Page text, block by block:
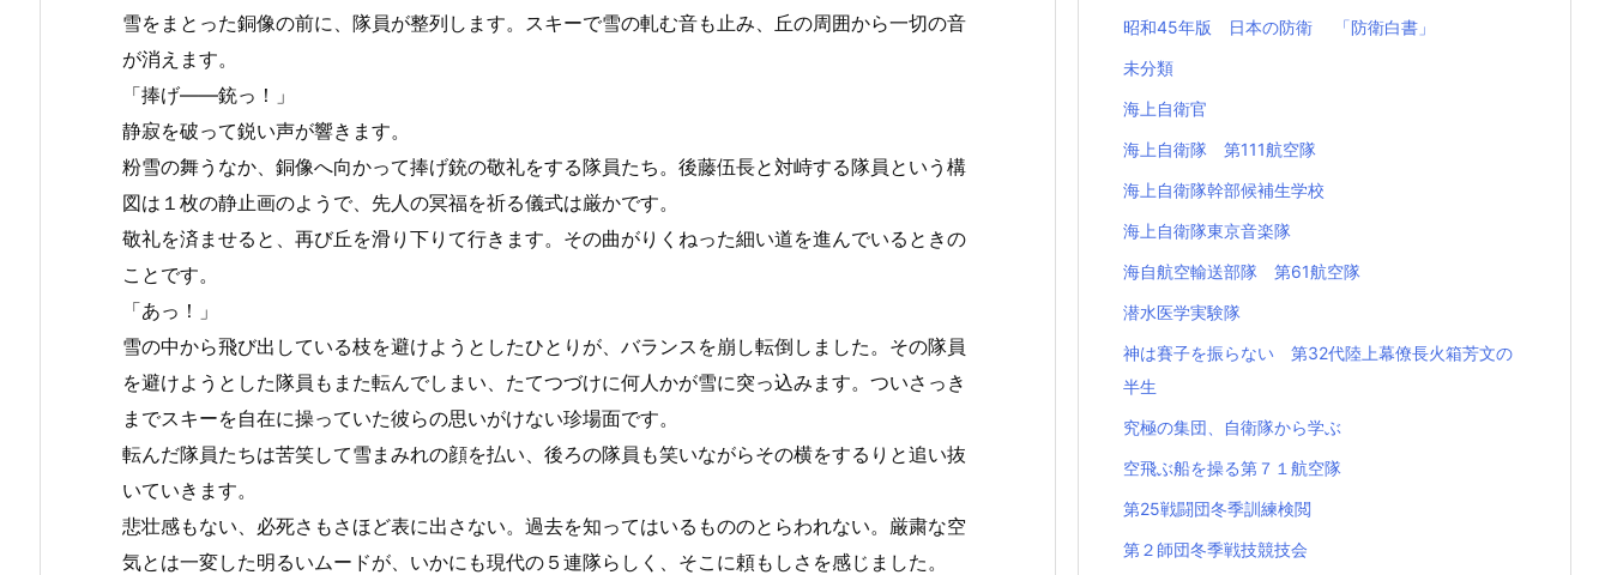
雪をまとった銅像の前に、隊員が整列します。スキーで雪の軋む音も止み、丘の周囲から一切の音
が消えます。
「捧げ――銃っ！」
静寂を破って鋭い声が響きます。
粉雪の舞うなか、銅像へ向かって捧げ銃の敬礼をする隊員たち。後藤伍長と対峙する隊員という構
図は１枚の静止画のようで、先人の冥福を祈る儀式は厳かです。
敬礼を済ませると、再び丘を滑り下りて行きます。その曲がりくねった細い道を進んでいるときの
ことです。
「あっ！」
雪の中から飛び出している枝を避けようとしたひとりが、バランスを崩し転倒しました。その隊員
を避けようとした隊員もまた転んでしまい、たてつづけに何人かが雪に突っ込みます。ついさっき
までスキーを自在に操っていた彼らの思いがけない珍場面です。
転んだ隊員たちは苦笑して雪まみれの顔を払い、後ろの隊員も笑いながらその横をするりと追い抜
いていきます。
悲壮感もない、必死さもさほど表に出さない。過去を知ってはいるもののとらわれない。厳粛な空
気とは一変した明るいムードが、いかにも現代の５連隊らしく、そこに頼もしさを感じました。
昭和45年版 日本の防衛 「防衛白書」
未分類
海上自衛官
海上自衛隊 第111航空隊
海上自衛隊幹部候補生学校
海上自衛隊東京音楽隊
海自航空輸送部隊 第61航空隊
潜水医学実験隊
神は賽子を振らない 第32代陸上幕僚長火箱芳文の
半生
究極の集団、自衛隊から学ぶ
空飛ぶ船を操る第７１航空隊
第25戦闘団冬季訓練検閲
第２師団冬季戦技競技会